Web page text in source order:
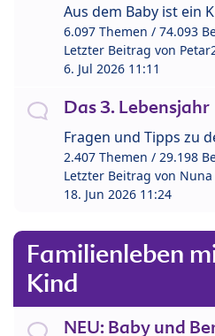
Aus dem Baby ist ein
6.097 Themen / 74.093
Letzter Beitrag von
6. Jul 2026 11:11
Das 3. Lebensjahr
Fragen und Tipps zu
2.407 Themen / 29.198
Letzter Beitrag von Nuna
18. Jun 2026 11:24
Familienleben
Kind
NEU: Baby und